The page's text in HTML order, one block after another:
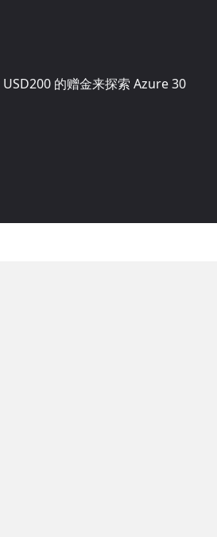
USD200 的赠金来探索 Azure 30